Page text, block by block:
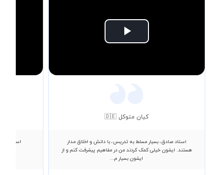
Play
کیان متوکل 🇩🇪
استاد صادق، بسیار مسلط به تدریس، با دانش و اخلاق مدار
هستند. ایشون خیلی کمک کردند من در مفاهیم پیشرفت کنم و از
ایشون بسیار م...
استاد